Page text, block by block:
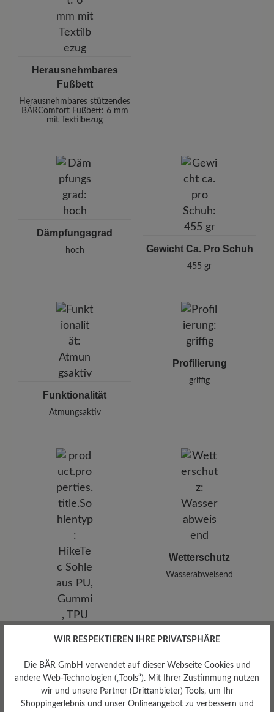
Herausnehmbares
Fußbett
Herausnehmbares stützendes
BÄRComfort Fußbett: 6 mm
mit Textilbezug
Dämpfungsgrad
hoch Gewicht Ca. Pro Schuh
455 gr
Funktionalität
Atmungsaktiv
Profilierung
griffig
Wetterschutz
Wasserabweisend
WIR RESPEKTIEREN IHRE PRIVATSPHÄRE
Die BÄR GmbH verwendet auf dieser Webseite Cookies und
andere Web-Technologien („Tools“). Mit Ihrer Zustimmung nutzen
wir und unsere Partner (Drittanbieter) Tools, um Ihr
Shoppingerlebnis und unser Onlineangebot zu verbessern und